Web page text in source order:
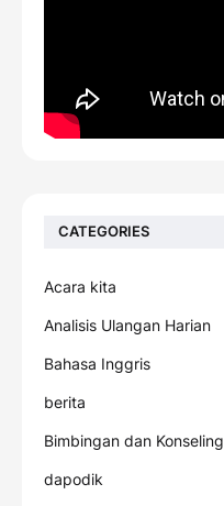
CATEGORIES
Acara kita
Analisis Ulangan Harian
Bahasa Inggris
berita
Bimbingan dan Konseling
dapodik